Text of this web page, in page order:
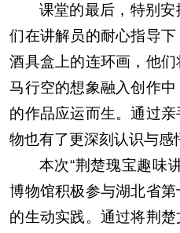
课堂的最后，特别
们在讲解员的耐心指导
酒具盒上的连环画，他
马行空的想象融入创作
的作品应运而生。通过
物也有了更深刻认识与感
本次“荆楚瑰宝趣味
博物馆积极参与湖北省
的生动实践。通过将荆